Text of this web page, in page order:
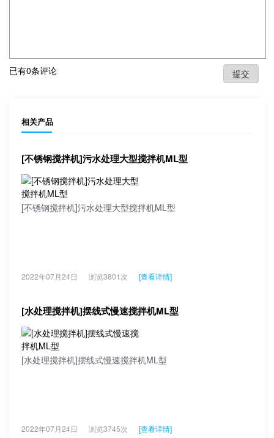
已有0条评论
相关产品
[不锈钢搅拌机]污水处理大型搅拌机ML型
[不锈钢搅拌机]污水处理大型搅拌机ML型
2022年07月24日 浏览3801次 [查看详情]
[水处理搅拌机]摆线式慢速搅拌机ML型
[水处理搅拌机]摆线式慢速搅拌机ML型
2022年07月24日 浏览3745次 [查看详情]